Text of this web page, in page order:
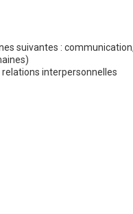
suivantes :
interpersonnelles